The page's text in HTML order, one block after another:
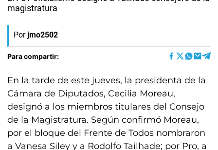
magistratura
Por jmo2502
Para compartir:
En la tarde de este jueves, la presidenta de la
Cámara de Diputados, Cecilia Moreau,
designó a los miembros titulares del Consejo
de la Magistratura. Según confirmó Moreau,
por el bloque del Frente de Todos nombraron
a Vanesa Siley y a Rodolfo Tailhade; por Pro, a